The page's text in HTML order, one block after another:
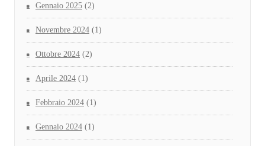
Gennaio 2025 (2)
Novembre 2024 (1)
Ottobre 2024 (2)
Aprile 2024 (1)
Febbraio 2024 (1)
Gennaio 2024 (1)